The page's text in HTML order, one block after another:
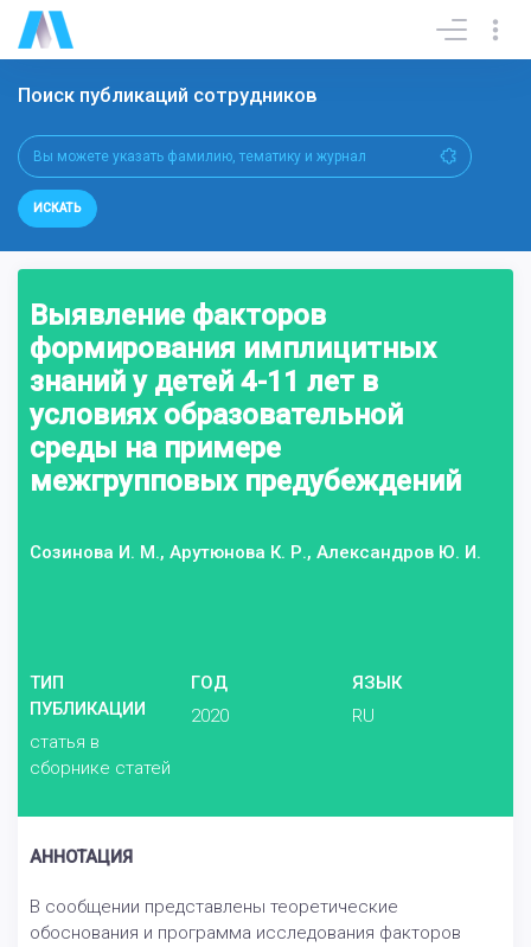
Поиск публикаций сотрудников
ИСКАТЬ
Выявление факторов
формирования имплицитных
знаний у детей 4-11 лет в
условиях образовательной
среды на примере
межгрупповых предубеждений
Созинова И. М., Арутюнова К. Р., Александров Ю. И.
ТИП
ПУБЛИКАЦИИ
статья в
сборнике статей
ГОД
2020
ЯЗЫК
RU
АННОТАЦИЯ
В сообщении представлены теоретические
обоснования и программа исследования факторов